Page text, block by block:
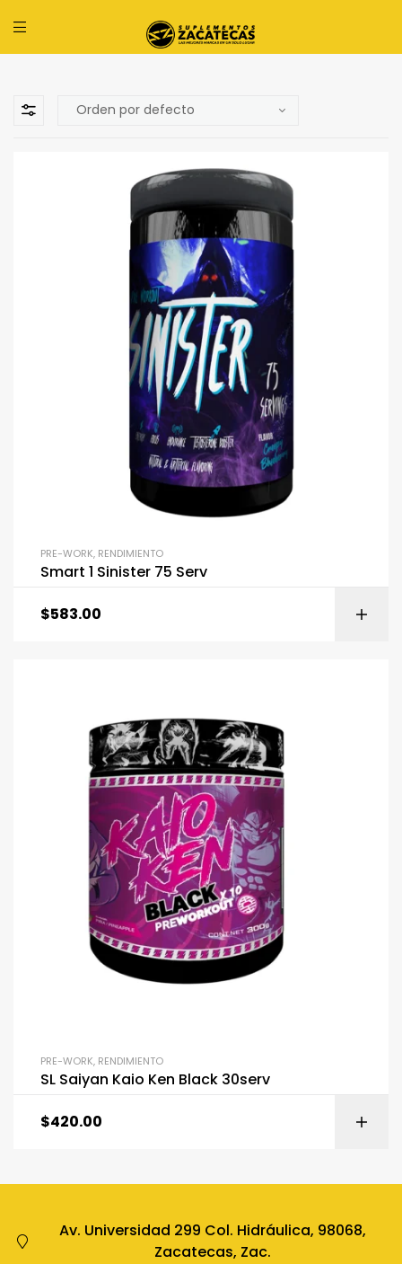
PRE-WORK, RENDIMIENTO
Smart 1 Sinister 75 Serv
$583.00
PRE-WORK, RENDIMIENTO
SL Saiyan Kaio Ken Black 30serv
$420.00
Av. Universidad 299 Col. Hidráulica, 98068,
Zacatecas, Zac.